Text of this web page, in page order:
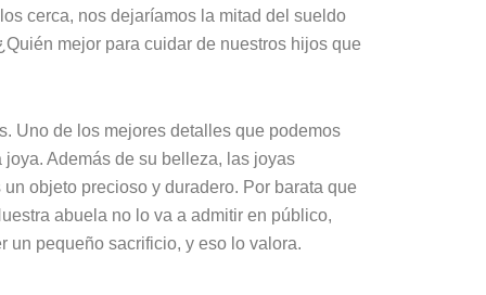
cerca, nos dejaríamos la mitad del sueldo
mejor para cuidar de nuestros hijos que
Uno de los mejores detalles que podemos
Además de su belleza, las joyas
objeto precioso y duradero. Por barata que
abuela no lo va a admitir en público,
un pequeño sacrificio, y eso lo valora.